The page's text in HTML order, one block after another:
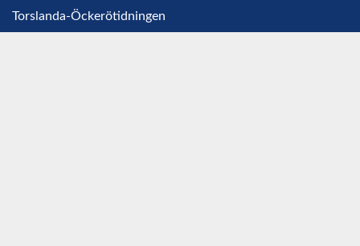
Torslanda-Öckerötidningen